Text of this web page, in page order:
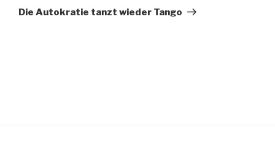
Beitrag
Die Autokratie tanzt wieder Tango